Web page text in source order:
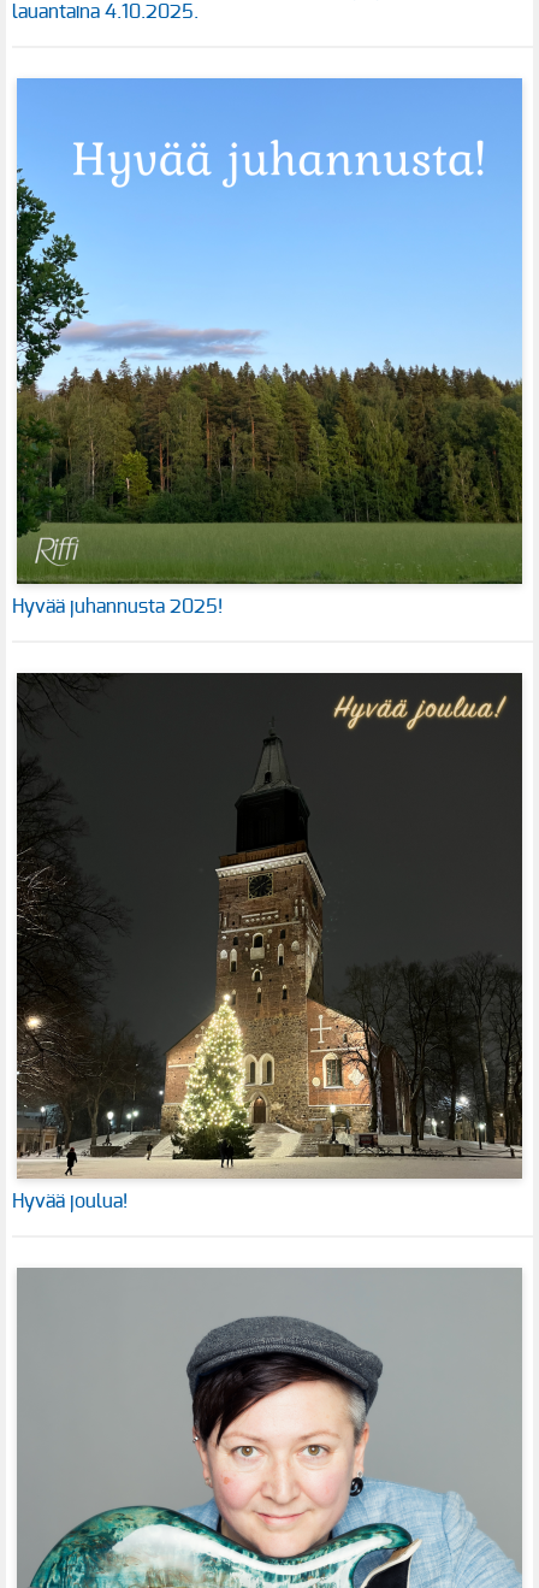
lauantaina 4.10.2025.
Hyvää juhannusta 2025!
Hyvää joulua!